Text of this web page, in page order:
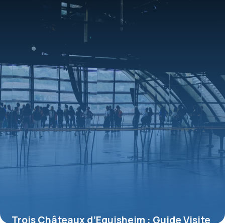
Trois Châteaux d’Eguisheim : Guide Visite